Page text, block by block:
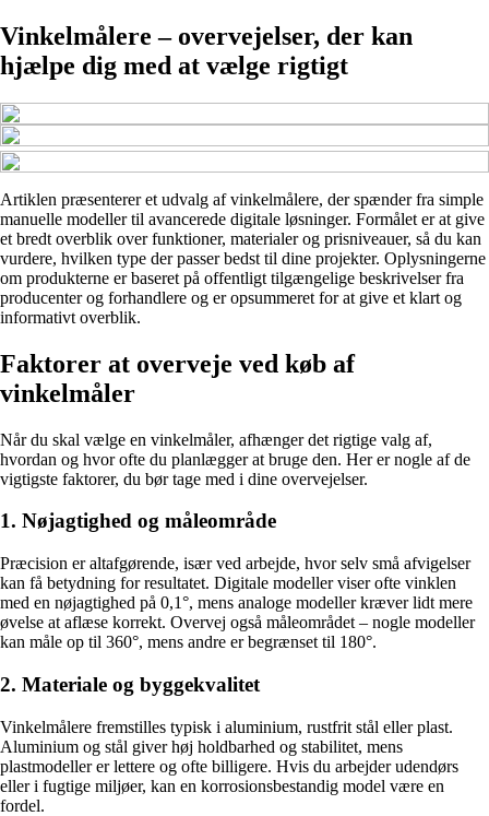
Vinkelmålere – overvejelser, der kan
hjælpe dig med at vælge rigtigt
Artiklen præsenterer et udvalg af vinkelmålere, der spænder fra simple
manuelle modeller til avancerede digitale løsninger. Formålet er at give
et bredt overblik over funktioner, materialer og prisniveauer, så du kan
vurdere, hvilken type der passer bedst til dine projekter. Oplysningerne
om produkterne er baseret på offentligt tilgængelige beskrivelser fra
producenter og forhandlere og er opsummeret for at give et klart og
informativt overblik.
Faktorer at overveje ved køb af
vinkelmåler
Når du skal vælge en vinkelmåler, afhænger det rigtige valg af,
hvordan og hvor ofte du planlægger at bruge den. Her er nogle af de
vigtigste faktorer, du bør tage med i dine overvejelser.
1. Nøjagtighed og måleområde
Præcision er altafgørende, især ved arbejde, hvor selv små afvigelser
kan få betydning for resultatet. Digitale modeller viser ofte vinklen
med en nøjagtighed på 0,1°, mens analoge modeller kræver lidt mere
øvelse at aflæse korrekt. Overvej også måleområdet – nogle modeller
kan måle op til 360°, mens andre er begrænset til 180°.
2. Materiale og byggekvalitet
Vinkelmålere fremstilles typisk i aluminium, rustfrit stål eller plast.
Aluminium og stål giver høj holdbarhed og stabilitet, mens
plastmodeller er lettere og ofte billigere. Hvis du arbejder udendørs
eller i fugtige miljøer, kan en korrosionsbestandig model være en
fordel.